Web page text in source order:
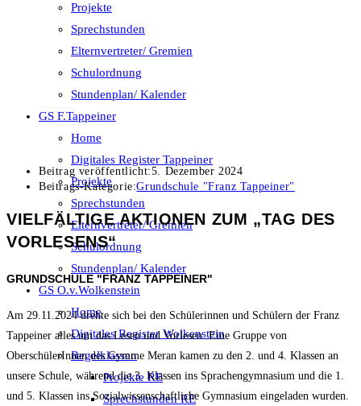
Projekte
Sprechstunden
Elternvertreter/ Gremien
Schulordnung
Stundenplan/ Kalender
GS F.Tappeiner
Home
Digitales Register Tappeiner
Projekte
Sprechstunden
Elternvertreter/ Gremien
Schulordnung
Stundenplan/ Kalender
GS O.v.Wolkenstein
Home
Digitales Register Wolkenstein
Regelklassen
Projekte RE
Sprechstunden RE
Beitrag veröffentlicht:5. Dezember 2024
Beitrags-Kategorie:Grundschule "Franz Tappeiner"
VIELFÄLTIGE AKTIONEN ZUM „TAG DES
VORLESENS“
GRUNDSCHULE "FRANZ TAPPEINER"
Am 29.11.2024 drehte sich bei den Schülerinnen und Schülern der Franz
Tappeiner alles um das Lesen und Vorlesen. Eine Gruppe von
OberschülerInnen des Gymme Meran kamen zu den 2. und 4. Klassen an
unsere Schule, während die 3. Klassen ins Sprachengymnasium und die 1.
und 5. Klassen ins Sozialwissenschaftliche Gymnasium eingeladen wurden.